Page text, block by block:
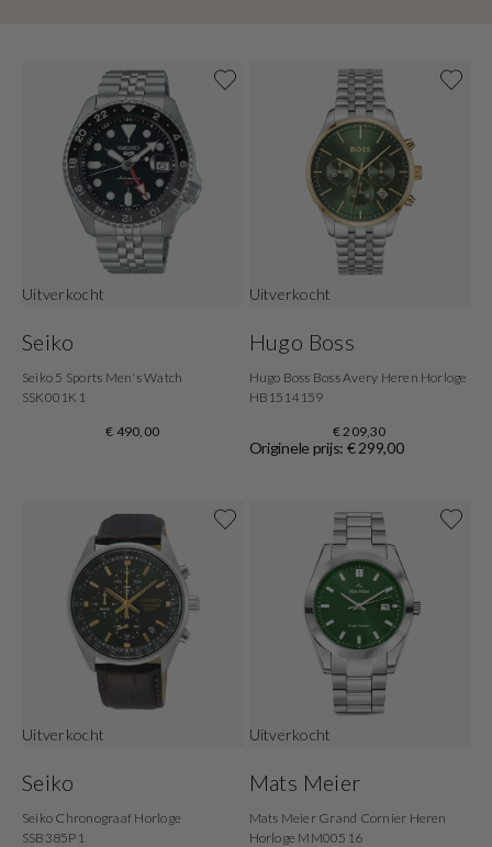
Uitverkocht
Seiko
Seiko 5 Sports Men's Watch
SSK001K1
€ 490,00
Uitverkocht
Hugo Boss
Hugo Boss Boss Avery Heren Horloge
HB1514159
€ 209,30
Originele prijs: € 299,00
Uitverkocht
Seiko
Seiko Chronograaf Horloge
SSB385P1
Uitverkocht
Mats Meier
Mats Meier Grand Cornier Heren
Horloge MM00516